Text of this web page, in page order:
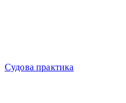
Судова практика